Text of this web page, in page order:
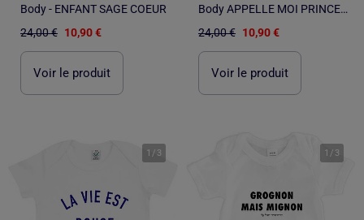
Body - ENFANT SAGE COEUR
24,00 € 10,90 €
Voir le produit
Body APPELLE MOI PRINCESSE
24,00 € 10,90 €
Voir le produit
1 / 3 1 / 3